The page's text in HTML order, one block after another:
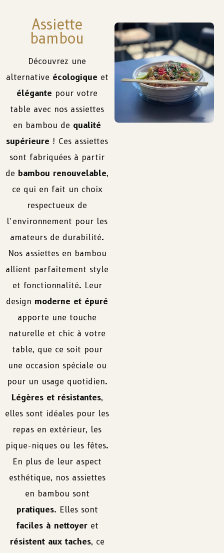
Assiette
bambou
Découvrez une
alternative écologique et
élégante pour votre
table avec nos assiettes
en bambou de qualité
supérieure ! Ces assiettes
sont fabriquées à partir
de bambou renouvelable,
ce qui en fait un choix
respectueux de
l’environnement pour les
amateurs de durabilité.
Nos assiettes en bambou
allient parfaitement style
et fonctionnalité. Leur
design moderne et épuré
apporte une touche
naturelle et chic à votre
table, que ce soit pour
une occasion spéciale ou
pour un usage quotidien.
Légères et résistantes,
elles sont idéales pour les
repas en extérieur, les
pique-niques ou les fêtes.
En plus de leur aspect
esthétique, nos assiettes
en bambou sont
pratiques. Elles sont
faciles à nettoyeret
résistent aux taches, ce